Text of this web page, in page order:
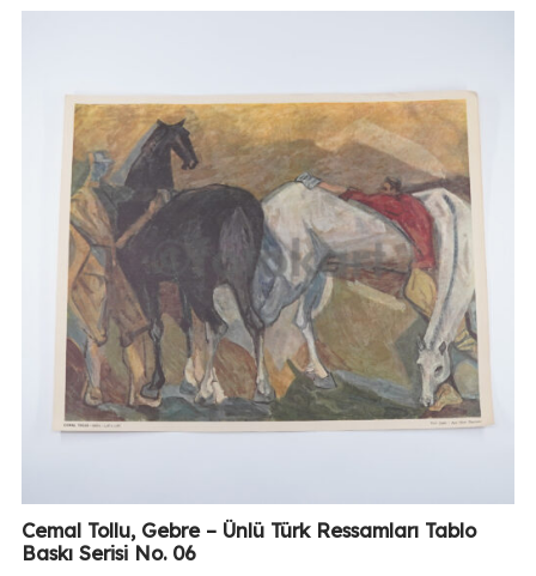
Cemal Tollu, Gebre – Ünlü Türk Ressamları Tablo
Baskı Serisi No. 06